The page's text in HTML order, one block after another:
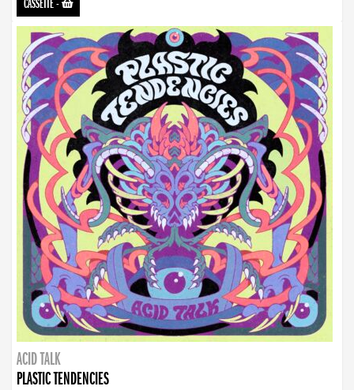
CASSETTE-
ACID TALK
PLASTIC TENDENCIES